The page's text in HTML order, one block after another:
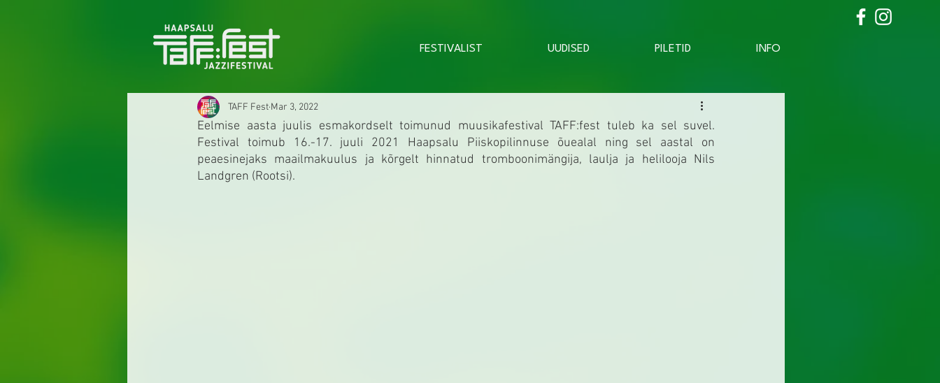
FESTIVALIST UUDISED PILETID INFO
TAFF Fest Mar 3, 2022
Eelmise aasta juulis esmakordselt toimunud muusikafestival TAFF:fest tuleb ka sel suvel.
Festival toimub 16.-17. juuli 2021 Haapsalu Piiskopilinnuse õuealal ning sel aastal on
peaesinejaks maailmakuulus ja kõrgelt hinnatud tromboonimängija, laulja ja helilooja Nils
Landgren (Rootsi).